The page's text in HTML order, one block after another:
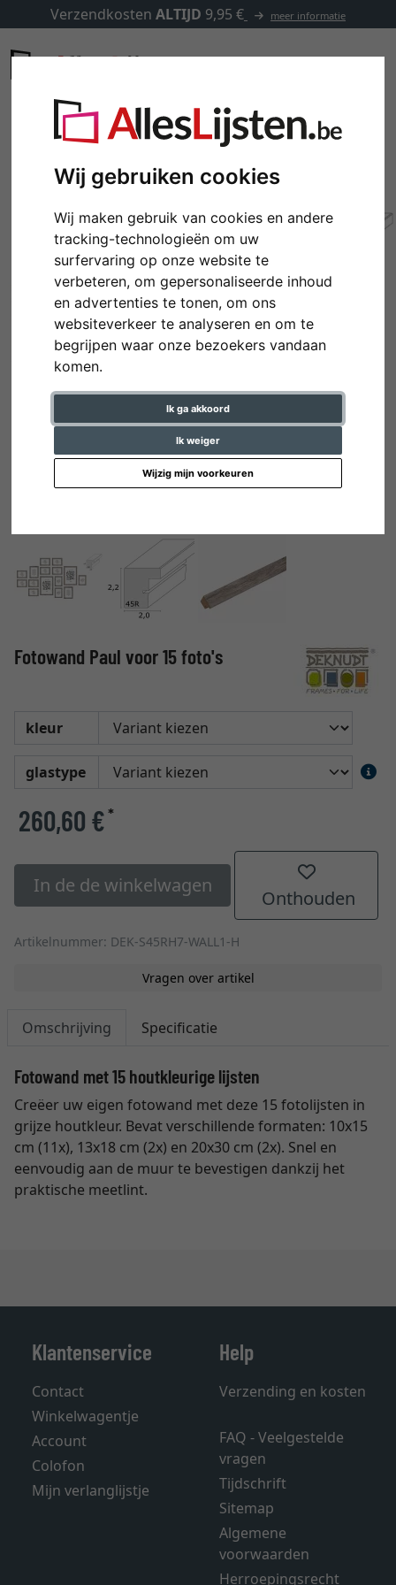
Wij gebruiken cookies
Wij maken gebruik van cookies en andere
tracking-technologieën om uw
surfervaring op onze website te
verbeteren, om gepersonaliseerde inhoud
en advertenties te tonen, om ons
websiteverkeer te analyseren en om te
begrijpen waar onze bezoekers vandaan
komen.
Ik ga akkoord
Ik weiger
Wijzig mijn voorkeuren
Verzendkosten ALTIJD 9,95 € meer informatie
Terug
Fotowand Paul voor 15 foto's
kleur
glastype
260,60 €*
In de de winkelwagen
Onthouden
Artikelnummer: DEK-S45RH7-WALL1-H
Vragen over artikel
Omschrijving Specificatie
Fotowand met 15 houtkleurige lijsten
Creëer uw eigen fotowand met deze 15 fotolijsten in
grijze houtkleur. Bevat verschillende formaten: 10x15
cm (11x), 13x18 cm (2x) en 20x30 cm (2x). Snel en
eenvoudig aan de muur te bevestigen dankzij het
praktische meetlint.
Klantenservice
Contact
Winkelwagentje
Account
Colofon
Mijn verlanglijstje
Help
Verzending en kosten
FAQ - Veelgestelde
vragen
Tijdschrift
Sitemap
Algemene
voorwaarden
Herroepingsrecht